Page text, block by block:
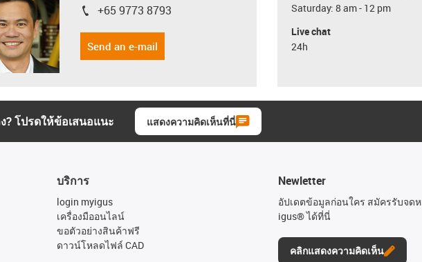
igus-icon-phone
+65 9773 8793
Send an e-mail
Saturday: 8 am - 12 pm
Live chat
24h
? โปรดให้ข้อเสนอแนะ แสดงความคิดเห็นที่นี่
บริการ
login myigus
เครื่องมืออนไลน์
ขอตัวอย่างสินค้าฟรี
ดาวน์โหลดไฟล์ CAD
Newletter
อัปเดตข้อมูลก่อนใคร สมัครรับจด
igus® ได้ที่นี่
คลิกแสดงความคิดเห็น